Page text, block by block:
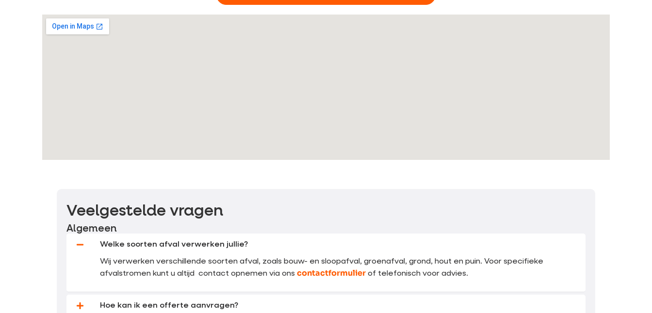
Veelgestelde vragen
Algemeen
Welke soorten afval verwerken jullie?
Wij verwerken verschillende soorten afval, zoals bouw- en sloopafval, groenafval, grond, hout en puin. Voor specifieke
afvalstromen kunt u altijd contact opnemen via ons contactformulier of telefonisch voor advies.
Hoe kan ik een offerte aanvragen?